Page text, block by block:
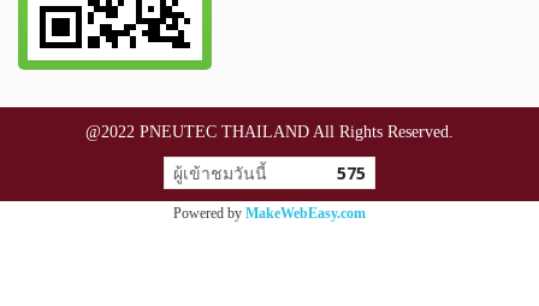
@2022 PNEUTEC THAILAND All Rights Reserved.
ผู้เข้าชมวันนี้ 575
Powered by MakeWebEasy.com